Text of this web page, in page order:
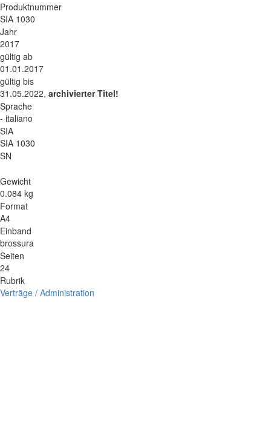
Produktnummer
SIA 1030
Jahr
2017
gültig ab
01.01.2017
gültig bis
31.05.2022, archivierter Titel!
Sprache
- italiano
SIA
SIA 1030
SN
Gewicht
0.084 kg
Format
A4
Einband
brossura
Seiten
24
Rubrik
Verträge / Administration